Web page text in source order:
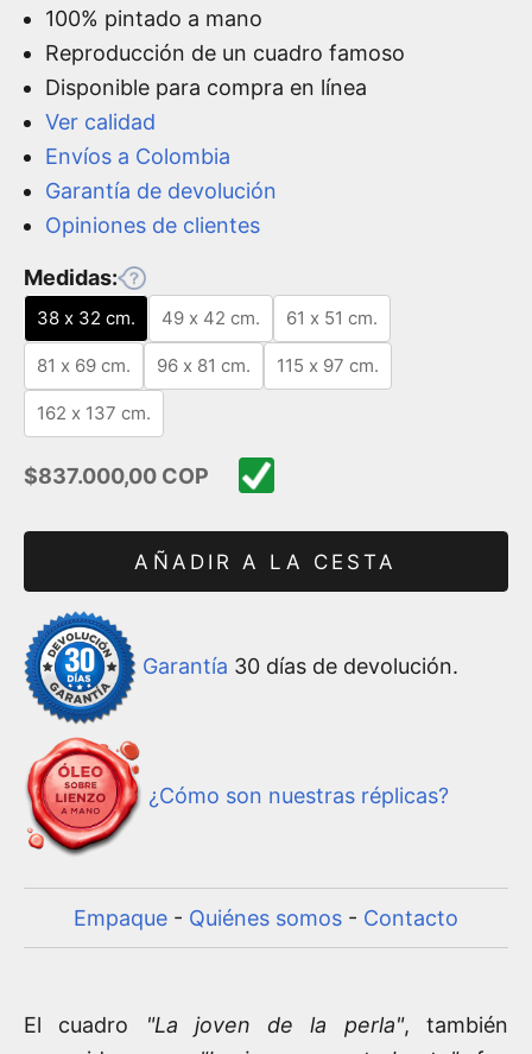
100% pintado a mano
Reproducción de un cuadro famoso
Disponible para compra en línea
Ver calidad
Envíos a Colombia
Garantía de devolución
Opiniones de clientes
Medidas:
38 x 32 cm. 49 x 42 cm. 61 x 51 cm.
81 x 69 cm. 96 x 81 cm. 115 x 97 cm.
162 x 137 cm.
Precio de oferta
$837.000,00 COP
AÑADIR A LA CESTA
Garantía 30 días de devolución.
¿Cómo son nuestras réplicas?
Empaque - Quiénes somos - Contacto
El cuadro "La joven de la perla", también